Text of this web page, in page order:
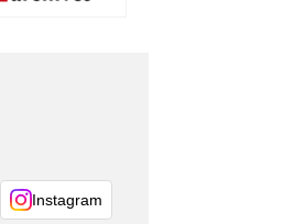
Instagram